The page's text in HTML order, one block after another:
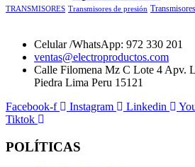
TRANSMISORES Transmisores de presión
Celular /WhatsApp: 972 330 201
ventas@electroproductos.com
Calle Filomena Mz C Lote 4 Apv.
Piedra Lima Peru 15121
Facebook-f
Instagram Linkedin
Tiktok
POLÍTICAS